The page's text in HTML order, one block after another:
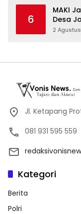
6
MAKI
Desa
19 dan
2
Jl. Ketapang
081 931 595 559
Kategori
Berita
Polri